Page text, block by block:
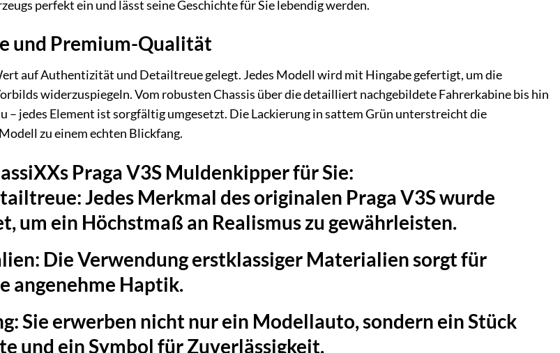
perfekt ein und lässt seine Geschichte für Sie lebendig werden.
und Premium-Qualität
auf Authentizität und Detailtreue gelegt. Jedes Modell wird mit Hingabe gefertigt, um die
widerzuspiegeln. Vom robusten Chassis über die detailliert nachgebildete Fahrerkabine bis hin
jedes Element ist sorgfältig umgesetzt. Die Lackierung in sattem Grün unterstreicht die
zu einem echten Blickfang.
Praga V3S Muldenkipper für Sie:
Jedes Merkmal des originalen Praga V3S wurde
um ein Höchstmaß an Realismus zu gewährleisten.
Die Verwendung erstklassiger Materialien sorgt für
angenehme Haptik.
Sie erwerben nicht nur ein Modellauto, sondern ein Stück
und ein Symbol für Zuverlässigkeit.